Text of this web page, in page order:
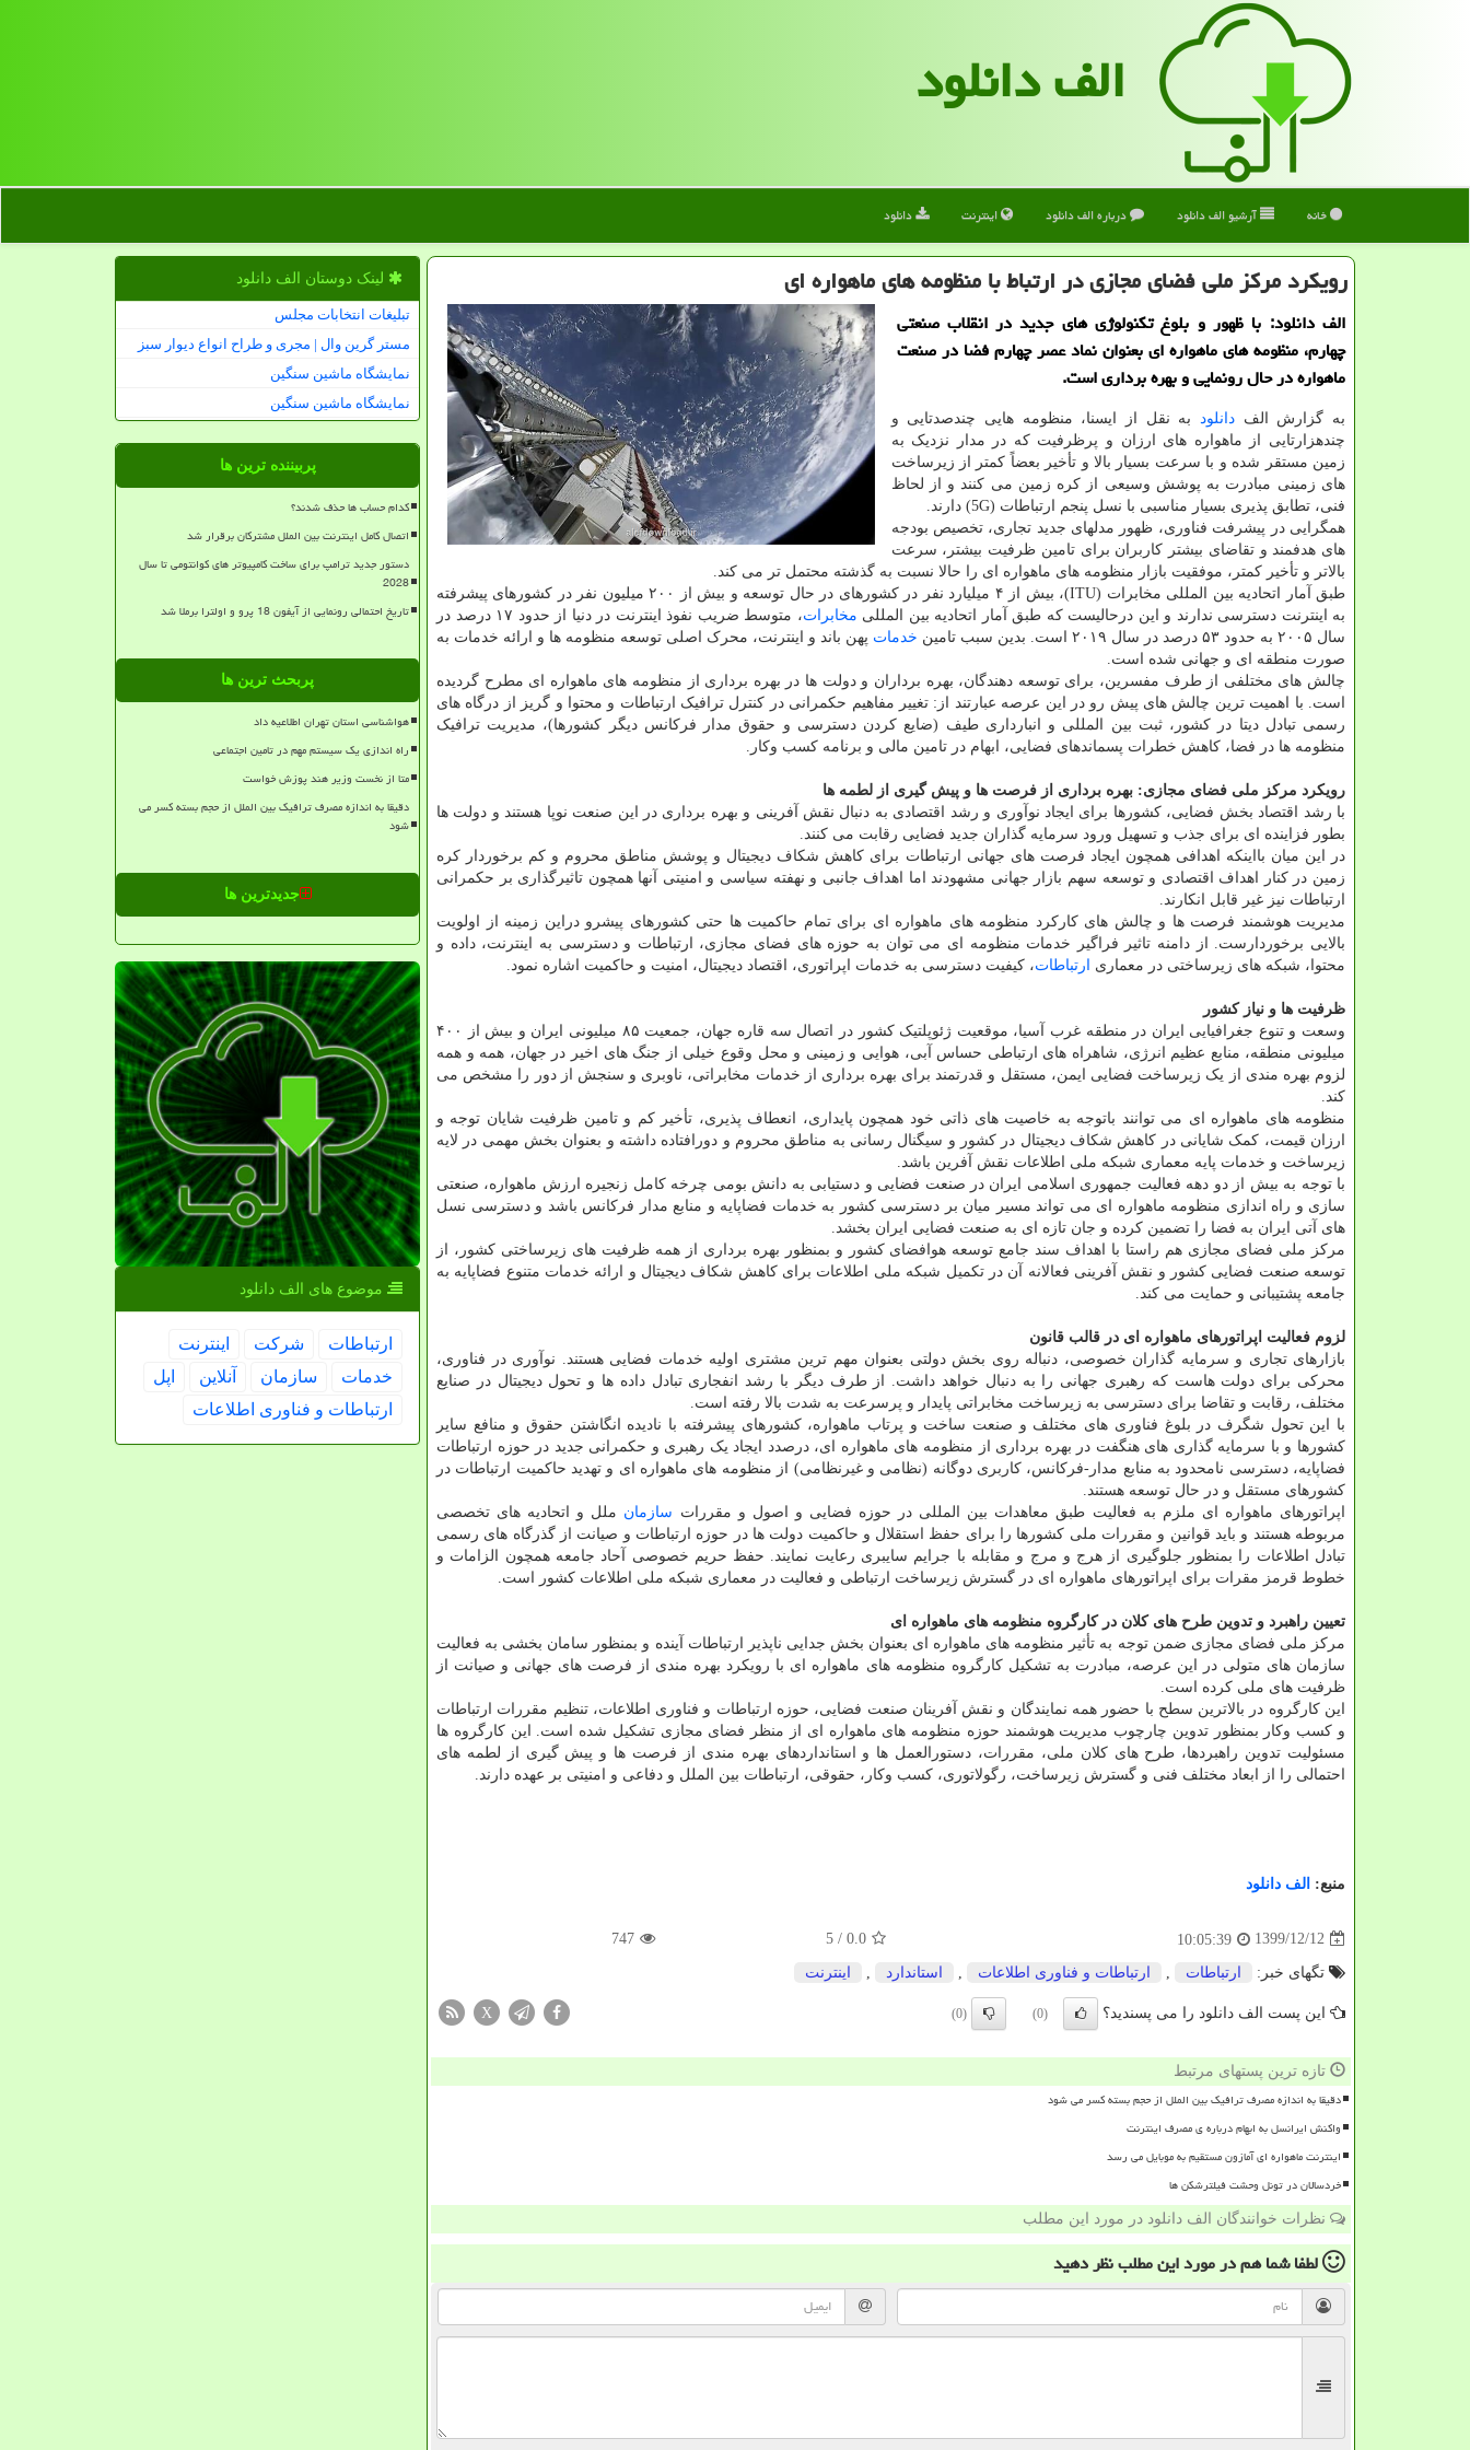
الف دانلود
خانه آرشیو الف دانلود درباره الف دانلود اینترنت دانلود
رویكرد مركز ملی فضای مجازی در ارتباط با منظومه های ماهواره ای
الف دانلود: با ظهور و بلوغ تکنولوژی های جدید در انقلاب صنعتی
چهارم، منظومه های ماهواره ای بعنوان نماد عصر چهارم فضا در صنعت
ماهواره در حال رونمایی و بهره برداری است.
به گزارش الفدانلود به نقل از ایسنا، منظومه هایی چندصدتایی و
چندهزارتایی از ماهواره های ارزان و پرظرفیت که در مدار نزدیک به
زمین مستقر شده و با سرعت بسیار بالا و تأخیر بعضاً کمتر از زیرساخت
های زمینی مبادرت به پوشش وسیعی از کره زمین می کنند و از لحاظ
فنی، تطابق پذیری بسیار مناسبی با نسل پنجم ارتباطات (5G) دارند.
همگرایی در پیشرفت فناوری، ظهور مدلهای جدید تجاری، تخصیص بودجه
های هدفمند و تقاضای بیشتر کاربران برای تامین ظرفیت بیشتر، سرعت
بالاتر و تأخیر کمتر، موفقیت بازار منظومه های ماهواره ای را حالا نسبت به گذشته محتمل تر می کند.
طبق آمار اتحادیه بین المللی مخابرات (ITU)، بیش از ۴ میلیارد نفر در کشورهای در حال توسعه و بیش از ۲۰۰ میلیون نفر در کشورهای پیشرفته
به اینترنت دسترسی ندارند و این درحالیست که طبق آمار اتحادیه بین المللی مخابرات
، متوسط ضریب نفوذ اینترنت در دنیا از حدود ۱۷ درصد در
سال ۲۰۰۵ به حدود ۵۳ درصد در سال ۲۰۱۹ است. بدین سبب تامین
خدمات پهن باند و اینترنت، محرک اصلی توسعه منظومه ها و ارائه خدمات به
صورت منطقه ای و جهانی شده است.
چالش های مختلفی از طرف مفسرین، برای توسعه دهندگان، بهره برداران و دولت ها در بهره برداری از منظومه های ماهواره ای مطرح گردیده
است. با اهمیت ترین چالش های پیش رو در این عرصه عبارتند از: تغییر مفاهیم حکمرانی در کنترل ترافیک ارتباطات و محتوا و گریز از درگاه های
رسمی تبادل دیتا در کشور، ثبت بین المللی و انبارداری طیف (ضایع کردن دسترسی و حقوق مدار فرکانس دیگر کشورها)، مدیریت ترافیک
منظومه ها در فضا، کاهش خطرات پسماندهای فضایی، ابهام در تامین مالی و برنامه کسب وکار.
رویکرد مرکز ملی فضای مجازی: بهره برداری از فرصت ها و پیش گیری از لطمه ها
با رشد اقتصاد بخش فضایی، کشورها برای ایجاد نوآوری و رشد اقتصادی به دنبال نقش آفرینی و بهره برداری در این صنعت نوپا هستند و دولت ها
بطور فزاینده ای برای جذب و تسهیل ورود سرمایه گذاران جدید فضایی رقابت می کنند.
در این میان بااینکه اهدافی همچون ایجاد فرصت های جهانی ارتباطات برای کاهش شکاف دیجیتال و پوشش مناطق محروم و کم برخوردار کره
زمین در کنار اهداف اقتصادی و توسعه سهم بازار جهانی مشهودند اما اهداف جانبی و نهفته سیاسی و امنیتی آنها همچون تاثیرگذاری بر حکمرانی
ارتباطات نیز غیر قابل انکارند.
مدیریت هوشمند فرصت ها و چالش های کارکرد منظومه های ماهواره ای برای تمام حاکمیت ها حتی کشورهای پیشرو دراین زمینه از اولویت
بالایی برخوردارست. از دامنه تاثیر فراگیر خدمات منظومه ای می توان به حوزه های فضای مجازی، ارتباطات و دسترسی به اینترنت، داده و
محتوا، شبکه های زیرساختی در معماری
ارتباطات، کیفیت دسترسی به خدمات اپراتوری، اقتصاد دیجیتال، امنیت و حاکمیت اشاره نمود.
ظرفیت ها و نیاز کشور
وسعت و تنوع جغرافیایی ایران در منطقه غرب آسیا، موقعیت ژئوپلتیک کشور در اتصال سه قاره جهان، جمعیت ۸۵ میلیونی ایران و بیش از ۴۰۰
میلیونی منطقه، منابع عظیم انرژی، شاهراه های ارتباطی حساس آبی، هوایی و زمینی و محل وقوع خیلی از جنگ های اخیر در جهان، همه و همه
لزوم بهره مندی از یک زیرساخت فضایی ایمن، مستقل و قدرتمند برای بهره برداری از خدمات مخابراتی، ناوبری و سنجش از دور را مشخص می
کند.
منظومه های ماهواره ای می توانند باتوجه به خاصیت های ذاتی خود همچون پایداری، انعطاف پذیری، تأخیر کم و تامین ظرفیت شایان توجه و
ارزان قیمت، کمک شایانی در کاهش شکاف دیجیتال در کشور و سیگنال رسانی به مناطق محروم و دورافتاده داشته و بعنوان بخش مهمی در لایه
زیرساخت و خدمات پایه معماری شبکه ملی اطلاعات نقش آفرین باشد.
با توجه به بیش از دو دهه فعالیت جمهوری اسلامی ایران در صنعت فضایی و دستیابی به دانش بومی چرخه کامل زنجیره ارزش ماهواره، صنعتی
سازی و راه اندازی منظومه ماهواره ای می تواند مسیر میان بر دسترسی کشور به خدمات فضاپایه و منابع مدار فرکانس باشد و دسترسی نسل
های آتی ایران به فضا را تضمین کرده و جان تازه ای به صنعت فضایی ایران بخشد.
مرکز ملی فضای مجازی هم راستا با اهداف سند جامع توسعه هوافضای کشور و بمنظور بهره برداری از همه ظرفیت های زیرساختی کشور، از
توسعه صنعت فضایی کشور و نقش آفرینی فعالانه آن در تکمیل شبکه ملی اطلاعات برای کاهش شکاف دیجیتال و ارائه خدمات متنوع فضاپایه به
جامعه پشتیبانی و حمایت می کند.
لزوم فعالیت اپراتورهای ماهواره ای در قالب قانون
بازارهای تجاری و سرمایه گذاران خصوصی، دنباله روی بخش دولتی بعنوان مهم ترین مشتری اولیه خدمات فضایی هستند. نوآوری در فناوری،
محرکی برای دولت هاست که رهبری جهانی را به دنبال خواهد داشت. از طرف دیگر با رشد انفجاری تبادل داده ها و تحول دیجیتال در صنایع
مختلف، رقابت و تقاضا برای دسترسی به زیرساخت مخابراتی پایدار و پرسرعت به شدت بالا رفته است.
با این تحول شگرف در بلوغ فناوری های مختلف و صنعت ساخت و پرتاب ماهواره، کشورهای پیشرفته با نادیده انگاشتن حقوق و منافع سایر
کشورها و با سرمایه گذاری های هنگفت در بهره برداری از منظومه های ماهواره ای، درصدد ایجاد یک رهبری و حکمرانی جدید در حوزه ارتباطات
فضاپایه، دسترسی نامحدود به منابع مدار-فرکانس، کاربری دوگانه (نظامی و غیرنظامی) از منظومه های ماهواره ای و تهدید حاکمیت ارتباطات در
کشورهای مستقل و در حال توسعه هستند.
اپراتورهای ماهواره ای ملزم به فعالیت طبق معاهدات بین المللی در حوزه فضایی و اصول و مقررات سازمان ملل و اتحادیه های تخصصی
مربوطه هستند و باید قوانین و مقررات ملی کشورها را برای حفظ استقلال و حاکمیت دولت ها در حوزه ارتباطات و صیانت از گذرگاه های رسمی
تبادل اطلاعات را بمنظور جلوگیری از هرج و مرج و مقابله با جرایم سایبری رعایت نمایند. حفظ حریم خصوصی آحاد جامعه همچون الزامات و
خطوط قرمز مقرات برای اپراتورهای ماهواره ای در گسترش زیرساخت ارتباطی و فعالیت در معماری شبکه ملی اطلاعات کشور است.
تعیین راهبرد و تدوین طرح های کلان در کارگروه منظومه های ماهواره ای
مرکز ملی فضای مجازی ضمن توجه به تأثیر منظومه های ماهواره ای بعنوان بخش جدایی ناپذیر ارتباطات آینده و بمنظور سامان بخشی به فعالیت
سازمان های متولی در این عرصه، مبادرت به تشکیل کارگروه منظومه های ماهواره ای با رویکرد بهره مندی از فرصت های جهانی و صیانت از
ظرفیت های ملی کرده است.
این کارگروه در بالاترین سطح با حضور همه نمایندگان و نقش آفرینان صنعت فضایی، حوزه ارتباطات و فناوری اطلاعات، تنظیم مقررات ارتباطات
و کسب وکار بمنظور تدوین چارچوب مدیریت هوشمند حوزه منظومه های ماهواره ای از منظر فضای مجازی تشکیل شده است. این کارگروه ها
مسئولیت تدوین راهبردها، طرح های کلان ملی، مقررات، دستورالعمل ها و استانداردهای بهره مندی از فرصت ها و پیش گیری از لطمه های
احتمالی را از ابعاد مختلف فنی و گسترش زیرساخت، رگولاتوری، کسب وکار، حقوقی، ارتباطات بین الملل و دفاعی و امنیتی بر عهده دارند.
منبع: الف دانلود
1399/12/12
10:05:39
0.0
/ 5
747
تگهای خبر: ارتباطات ارتباطات و فناوری اطلاعات استاندارد اینترنت
این پست الف دانلود را می پسندید؟ (0)
(0)
X
تازه ترین پستهای مرتبط
دقیقا به اندازه مصرف ترافیک بین الملل از حجم بسته کسر می شود
واکنش ایرانسل به ابهام درباره ی مصرف اینترنت
اینترنت ماهواره ای آمازون مستقیم به موبایل می رسد
خردسالان در تونل وحشت فیلترشکن ها
نظرات خوانندگان الف دانلود در مورد این مطلب
لطفا شما همدر مورد این مطلبنظر دهید
لینک دوستان الف دانلود
تبلیغات انتخابات مجلس
مستر گرین وال | مجری و طراح انواع دیوار سبز
نمایشگاه ماشین سنگین
نمایشگاه ماشین سنگین
پربیننده ترین ها
کدام حساب ها حذف شدند؟
اتصال کامل اینترنت بین الملل مشترکان برقرار شد
دستور جدید ترامپ برای ساخت کامپیوتر های کوانتومی تا سال
2028
تاریخ احتمالی رونمایی از آیفون 18 پرو و اولترا برملا شد
پربحث ترین ها
هواشناسی استان تهران اطلاعیه داد
راه اندازی یک سیستم مهم در تامین اجتماعی
متا از نخست وزیر هند پوزش خواست
دقیقا به اندازه مصرف ترافیک بین الملل از حجم بسته کسر می
شود
جدیدترین ها
موضوع های الف دانلود
ارتباطات شركت
اینترنت
خدمات
سازمان آنلاین
اپل
ارتباطات و فناوری اطلاعات